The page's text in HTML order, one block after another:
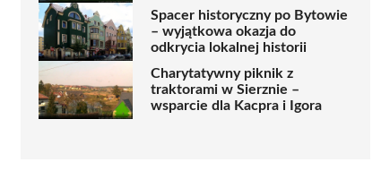
Spacer historyczny po Bytowie
– wyjątkowa okazja do
odkrycia lokalnej historii
Charytatywny piknik z
traktorami w Sierznie –
wsparcie dla Kacpra i Igora